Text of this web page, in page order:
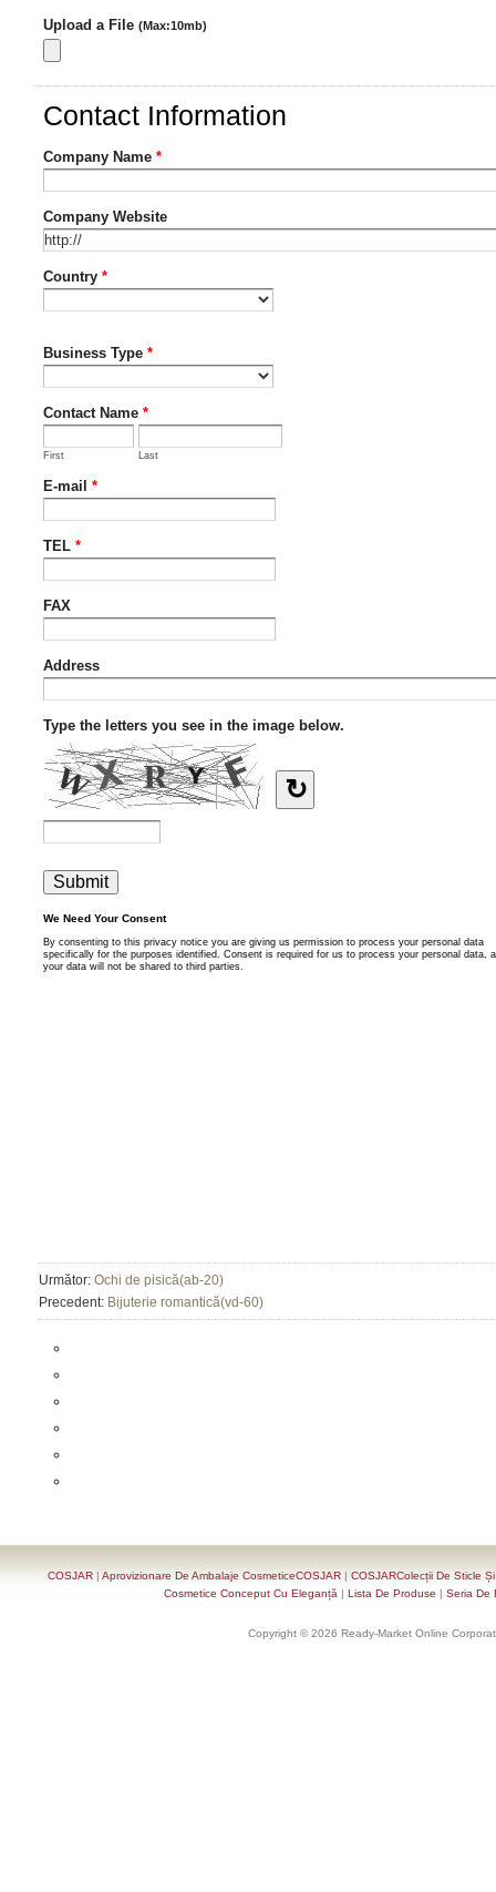
Următor: Ochi de pisică(ab-20)
Precedent: Bijuterie romantică(vd-60)
COSJAR | Aprovizionare De Ambalaje CosmeticeCOSJAR | COSJARColecții De Sticle
Cosmetice Conceput Cu Eleganță | Lista De Produse | Seria De
Copyright © 2026 Ready-Market Online